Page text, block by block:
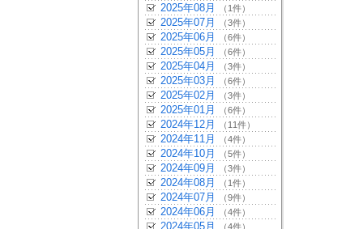
2025年08月 （1件）
2025年07月 （3件）
2025年06月 （6件）
2025年05月 （6件）
2025年04月 （3件）
2025年03月 （6件）
2025年02月 （3件）
2025年01月 （6件）
2024年12月 （11件）
2024年11月 （4件）
2024年10月 （5件）
2024年09月 （3件）
2024年08月 （1件）
2024年07月 （9件）
2024年06月 （4件）
2024年05月 （4件）